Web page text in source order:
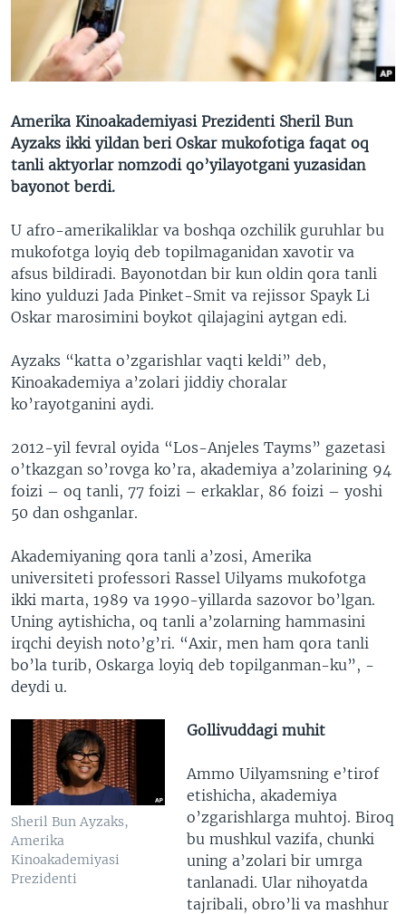
VIDEO
XABARLAR SURATLARDA
ODNOKLASSNIKI
TELEGRAM
TWITTER
SOUNDCLOUD
VOA
Amerika Kinoakademiyasi Prezidenti Sheril Bun
Ayzaks ikki yildan beri Oskar mukofotiga faqat oq
tanli aktyorlar nomzodi qo’yilayotgani yuzasidan
bayonot berdi.
U afro-amerikaliklar va boshqa ozchilik guruhlar bu
mukofotga loyiq deb topilmaganidan xavotir va
afsus bildiradi. Bayonotdan bir kun oldin qora tanli
kino yulduzi Jada Pinket-Smit va rejissor Spayk Li
Oskar marosimini boykot qilajagini aytgan edi.
Ayzaks “katta o’zgarishlar vaqti keldi” deb,
Kinoakademiya a’zolari jiddiy choralar
ko’rayotganini aydi.
2012-yil fevral oyida “Los-Anjeles Tayms” gazetasi
o’tkazgan so’rovga ko’ra, akademiya a’zolarining 94
foizi – oq tanli, 77 foizi – erkaklar, 86 foizi – yoshi
50 dan oshganlar.
Akademiyaning qora tanli a’zosi, Amerika
universiteti professori Rassel Uilyams mukofotga
ikki marta, 1989 va 1990-yillarda sazovor bo’lgan.
Uning aytishicha, oq tanli a’zolarning hammasini
irqchi deyish noto’g’ri. “Axir, men ham qora tanli
bo’la turib, Oskarga loyiq deb topilganman-ku”, -
deydi u.
Sheril Bun Ayzaks,
Amerika
Kinoakademiyasi
Prezidenti
Gollivuddagi muhit
Ammo Uilyamsning e’tirof
etishicha, akademiya
o’zgarishlarga muhtoj. Biroq
bu mushkul vazifa, chunki
uning a’zolari bir umrga
tanlanadi. Ular nihoyatda
tajribali, obro’li va mashhur